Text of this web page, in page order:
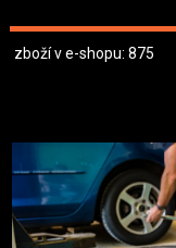
zboží v e-shopu: 875